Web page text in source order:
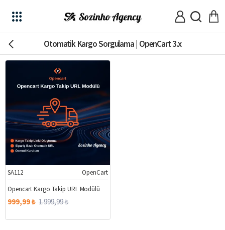
Otomatik Kargo Sorgulama | OpenCart 3.x
%50
SA112
OpenCart
Opencart Kargo Takip URL Modülü
999,99 ₺ 1.999,99 ₺